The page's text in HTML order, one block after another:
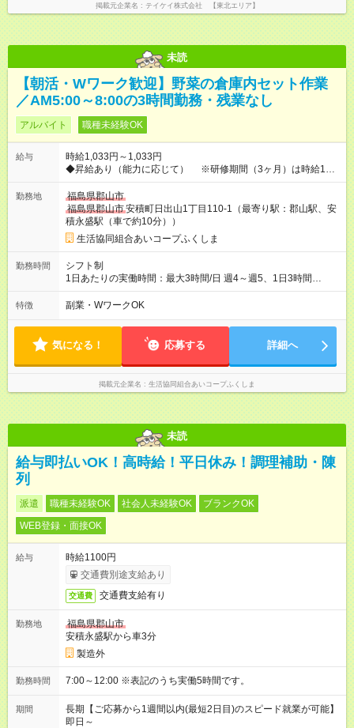
掲載元企業名 テイケイ株式会社 【東北エリア】
未読
【朝活・Wワーク歓迎】野菜の倉庫内セット作業
／AM5:00～8:00の3時間勤務・残業なし
アルバイト 職種未経験OK
給与
時給1,033円～1,033円
◆昇給あり（能力に応じて） ※研修期間（3ヶ月）は時給1033
円 ≪扶養内で働けます！≫ 【試用期間】試用期間あり 試用期間
の長さ：3ヶ月 雇用形態、給与は本採用時と同じです。
勤務地
福島県郡山市
福島県郡山市安積町日出山1丁目110-1（最寄り駅：郡山駅、安
積永盛駅（車で約10分））
生活協同組合あいコープふくしま
勤務時間
シフト制
1日あたりの実働時間：最大3時間/日 週4～週5、1日3時間
AM5:00～8:00 出勤日は月～金 【休日】土日、年末年始休暇、
有給休暇 WワークOK
特徴 副業・WワークOK
気になる！ 応募する 詳細へ
掲載元企業名 生活協同組合あいコープふくしま
未読
給与即払いOK！高時給！平日休み！調理補助・陳
列
派遣 職種未経験OK 社会人未経験OK
ブランクOK
WEB登録・面接OK
給与
時給1100円
交通費別途支給あり
交通費 交通費支給有り
勤務地
福島県郡山市
安積永盛駅から車3分
製造外
勤務時間 7:00～12:00 ※表記のうち実働5時間です。
期間
長期【ご応募から1週間以内(最短2日目)のスピード就業が可能】
即日～